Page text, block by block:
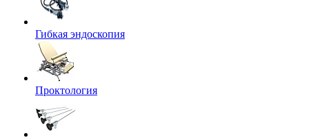
Гибкая эндоскопия
Проктология